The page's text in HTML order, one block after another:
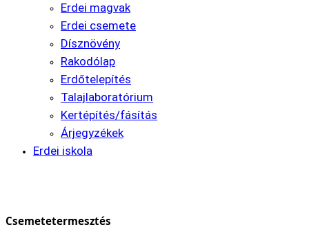
Erdei magvak
Erdei csemete
Dísznövény
Rakodólap
Erdőtelepítés
Talajlaboratórium
Kertépítés/fásítás
Árjegyzékek
Erdei iskola
Csemetetermesztés